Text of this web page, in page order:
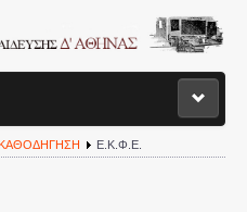
ΚΑΘΟΔΗΓΗΣΗ Ε.Κ.Φ.Ε.